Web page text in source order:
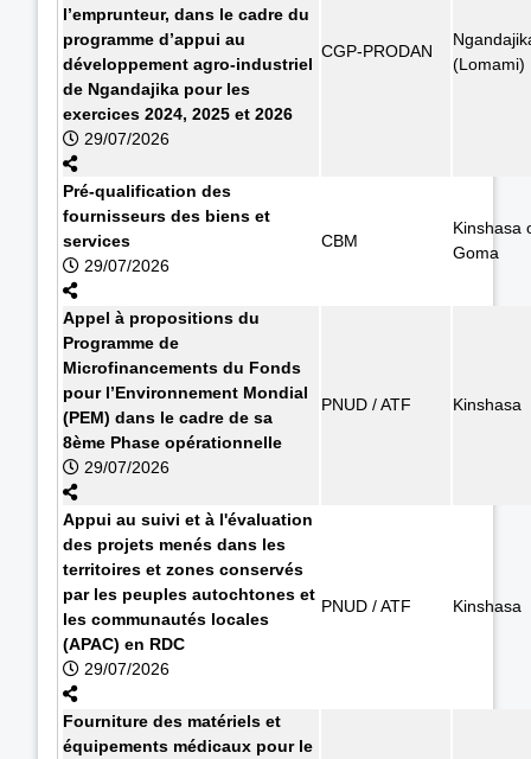
l’emprunteur, dans le cadre du
programme d’appui au
développement agro-industriel
de Ngandajika pour les
exercices 2024, 2025 et 2026
29/07/2026
CGP-PRODAN
(Lomami)
Pré-qualification des
fournisseurs des biens et
services
29/07/2026
CBM
Kinshasa
Goma
Appel à propositions du
Programme de
Microfinancements du Fonds
pour l’Environnement Mondial
(PEM) dans le cadre de sa
8ème Phase opérationnelle
29/07/2026
PNUD / ATF Kinshasa
Appui au suivi et à l'évaluation
des projets menés dans les
territoires et zones conservés
par les peuples autochtones et
les communautés locales
(APAC) en RDC
29/07/2026
PNUD / ATF Kinshasa
Fourniture des matériels et
équipements médicaux pour le